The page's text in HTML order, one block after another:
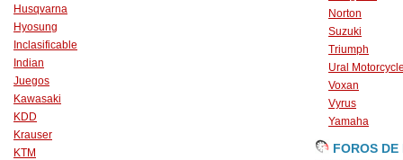
Husqvarna
Hyosung
Inclasificable
Indian
Juegos
Kawasaki
KDD
Krauser
KTM
Norton
Suzuki
Triumph
Ural
Voxan
Vyrus
Yamaha
FOROS DE